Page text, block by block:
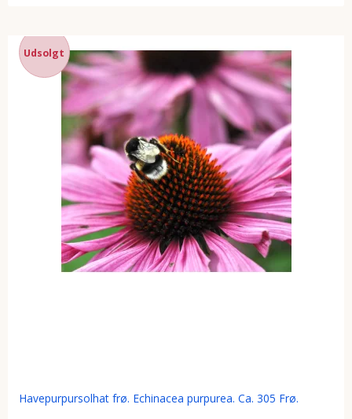
Udsolgt
Havepurpursolhat frø. Echinacea purpurea. Ca. 305 Frø.